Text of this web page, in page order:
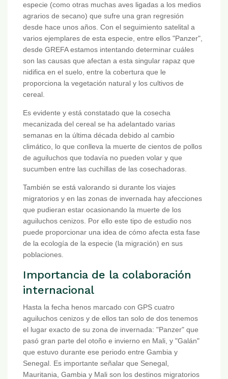
especie (como otras muchas aves ligadas a los medios
agrarios de secano) que sufre una gran regresión
desde hace unos años. Con el seguimiento satelital a
varios ejemplares de esta especie, entre ellos "Panzer",
desde GREFA estamos intentando determinar cuáles
son las causas que afectan a esta singular rapaz que
nidifica en el suelo, entre la cobertura que le
proporciona la vegetación natural y los cultivos de
cereal.
Es evidente y está constatado que la cosecha
mecanizada del cereal se ha adelantado varias
semanas en la última década debido al cambio
climático, lo que conlleva la muerte de cientos de pollos
de aguiluchos que todavía no pueden volar y que
sucumben entre las cuchillas de las cosechadoras.
También se está valorando si durante los viajes
migratorios y en las zonas de invernada hay afecciones
que pudieran estar ocasionando la muerte de los
aguiluchos cenizos. Por ello este tipo de estudio nos
puede proporcionar una idea de cómo afecta esta fase
de la ecología de la especie (la migración) en sus
poblaciones.
Importancia de la colaboración
internacional
Hasta la fecha henos marcado con GPS cuatro
aguiluchos cenizos y de ellos tan solo de dos tenemos
el lugar exacto de su zona de invernada: "Panzer" que
pasó gran parte del otoño e invierno en Mali, y "Galán"
que estuvo durante ese periodo entre Gambia y
Senegal. Es importante señalar que Senegal,
Mauritania, Gambia y Mali son los destinos migratorios